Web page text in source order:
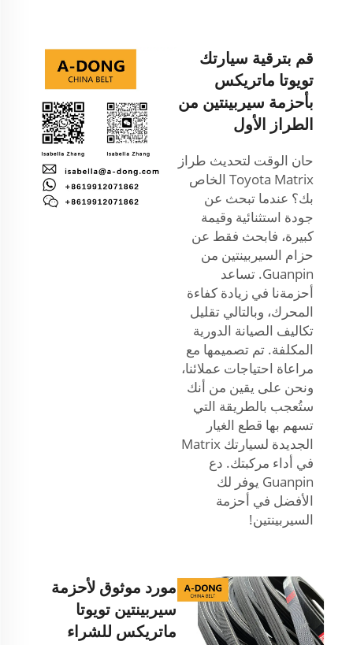
قم بترقية سيارتك
تويوتا ماتريكس
بأحزمة سيربينتين من
الطراز الأول
حان الوقت لتحديث طراز
Toyota Matrix الخاص
بك؟ عندما تبحث عن
جودة استثنائية وقيمة
كبيرة، فابحث فقط عن
حزام السيربينتين من
Guanpin. تساعد
أحزمةنا في زيادة كفاءة
المحرك، وبالتالي تقليل
تكاليف الصيانة الدورية
المكلفة. تم تصميمها مع
مراعاة احتياجات عملائنا،
ونحن على يقين من أنك
ستُعجب بالطريقة التي
تسهم بها قطع الغيار
الجديدة لسيارتك Matrix
في أداء مركبتك. دع
Guanpin يوفر لك
الأفضل في أحزمة
السيربينتين!
مورد موثوق لأحزمة
سيربينتين تويوتا
ماتريكس للشراء